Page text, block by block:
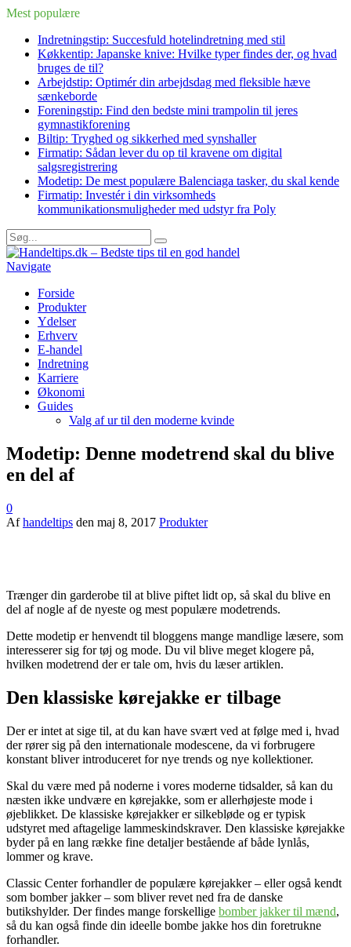
Mest populære
Indretningstip: Succesfuld hotelindretning med stil
Køkkentip: Japanske knive: Hvilke typer findes der, og hvad
bruges de til?
Arbejdstip: Optimér din arbejdsdag med fleksible hæve
sænkeborde
Foreningstip: Find den bedste mini trampolin til jeres
gymnastikforening
Biltip: Tryghed og sikkerhed med synshaller
Firmatip: Sådan lever du op til kravene om digital
salgsregistrering
Modetip: De mest populære Balenciaga tasker, du skal kende
Firmatip: Investér i din virksomheds
kommunikationsmuligheder med udstyr fra Poly
Navigate
Forside
Produkter
Ydelser
Erhverv
E-handel
Indretning
Karriere
Økonomi
Guides
Valg af ur til den moderne kvinde
Modetip: Denne modetrend skal du blive
en del af
0
Afhandeltips den maj 8, 2017 Produkter
Trænger din garderobe til at blive piftet lidt op, så skal du blive en
del af nogle af de nyeste og mest populære modetrends.
Dette modetip er henvendt til bloggens mange mandlige læsere, som
interesserer sig for tøj og mode. Du vil blive meget klogere på,
hvilken modetrend der er tale om, hvis du læser artiklen.
Den klassiske kørejakke er tilbage
Der er intet at sige til, at du kan have svært ved at følge med i, hvad
der rører sig på den internationale modescene, da vi forbrugere
konstant bliver introduceret for nye trends og nye kollektioner.
Skal du være med på noderne i vores moderne tidsalder, så kan du
næsten ikke undvære en kørejakke, som er allerhøjeste mode i
øjeblikket. De klassiske kørejakker er silkebløde og er typisk
udstyret med aftagelige lammeskindskraver. Den klassiske kørejakke
byder på en lang række fine detaljer bestående af både lynlås,
lommer og krave.
Classic Center forhandler de populære kørejakker – eller også kendt
som bomber jakker – som bliver revet ned fra de danske
butikshylder. Der findes mange forskellige bomber jakker til mænd,
så du kan også finde din ideelle bombe jakke hos din foretrukne
forhandler.